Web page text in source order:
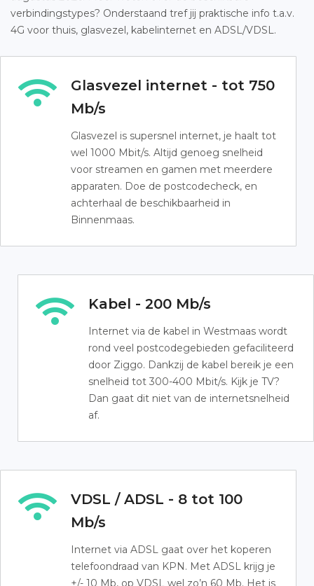
verbindingstypes? Onderstaand tref jij praktische info t.a.v.
4G voor thuis, glasvezel, kabelinternet en ADSL/VDSL.
Glasvezel internet - tot 750
Mb/s
Glasvezel is supersnel internet, je haalt tot
wel 1000 Mbit/s. Altijd genoeg snelheid
voor streamen en gamen met meerdere
apparaten. Doe de postcodecheck, en
achterhaal de beschikbaarheid in
Binnenmaas.
Kabel - 200 Mb/s
Internet via de kabel in Westmaas wordt
rond veel postcodegebieden gefaciliteerd
door Ziggo. Dankzij de kabel bereik je een
snelheid tot 300-400 Mbit/s. Kijk je TV?
Dan gaat dit niet van de internetsnelheid
af.
VDSL / ADSL - 8 tot 100
Mb/s
Internet via ADSL gaat over het koperen
telefoondraad van KPN. Met ADSL krijg je
+/- 10 Mb, op VDSL wel zo’n 60 Mb. Het is